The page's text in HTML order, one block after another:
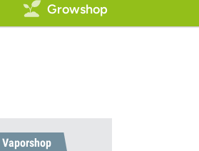
Growshop
Vaporshop